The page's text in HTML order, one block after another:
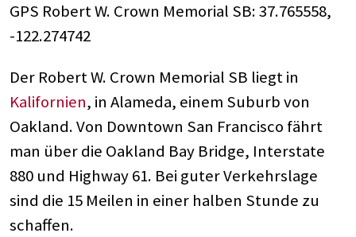
GPS Robert W. Crown Memorial SB: 37.765558,
-122.274742
Der Robert W. Crown Memorial SB liegt in
Kalifornien, in Alameda, einem Suburb von
Oakland. Von Downtown San Francisco fährt
man über die Oakland Bay Bridge, Interstate
880 und Highway 61. Bei guter Verkehrslage
sind die 15 Meilen in einer halben Stunde zu
schaffen.